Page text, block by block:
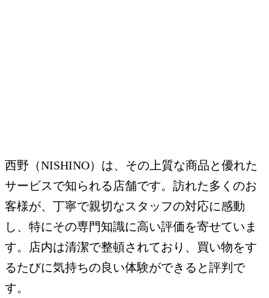
西野（NISHINO）は、その上質な商品と優れた
サービスで知られる店舗です。訪れた多くのお
客様が、丁寧で親切なスタッフの対応に感動
し、特にその専門知識に高い評価を寄せていま
す。店内は清潔で整頓されており、買い物をす
るたびに気持ちの良い体験ができると評判で
す。